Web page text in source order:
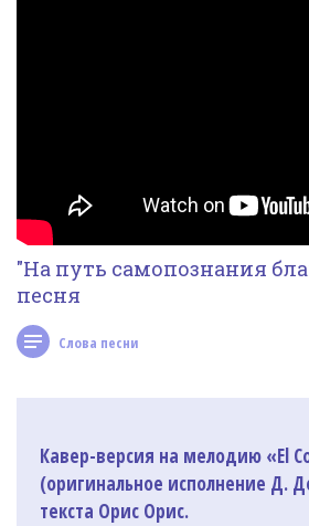
"На путь самопознания
песня
Слова песни
Кавер-версия на мелодию «El
(оригинальное исполнение Д.
текста Орис Орис.